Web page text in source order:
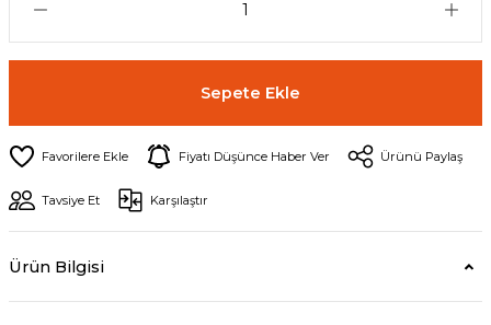
Sepete Ekle
Fiyatı Düşünce Haber Ver Ürünü Paylaş
Tavsiye Et Karşılaştır
Ürün Bilgisi